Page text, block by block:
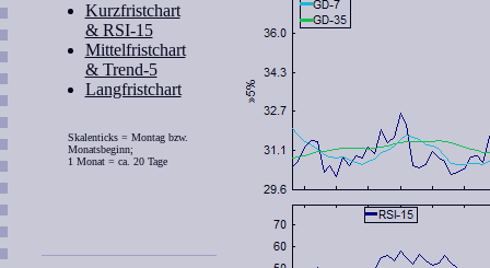
Kurzfristchart
& RSI-15
Mittelfristchart
& Trend-5
Langfristchart
Skalenticks = Montag bzw.
Monatsbeginn;
1 Monat = ca. 20 Tage